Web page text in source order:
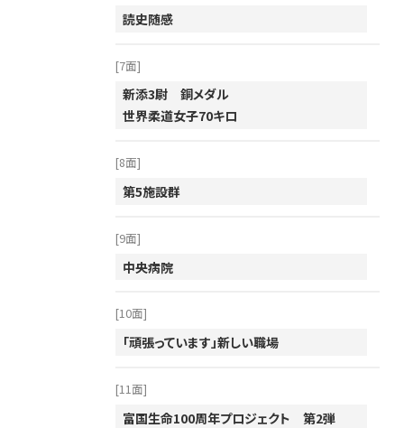
読史随感
[7面]
新添3尉 銅メダル
世界柔道女子70キロ
[8面]
第5施設群
[9面]
中央病院
[10面]
「頑張っています」新しい職場
[11面]
富国生命100周年プロジェクト 第2弾